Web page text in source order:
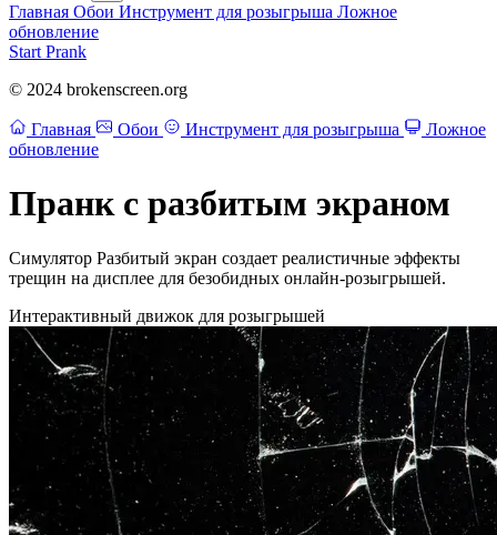
Главная Обои Инструмент для розыгрыша Ложное
обновление
Start Prank
© 2024 brokenscreen.org
Главная Обои Инструмент для розыгрыша
Ложное
обновление
Пранк с разбитым экраном
Симулятор Разбитый экран создает реалистичные эффекты
трещин на дисплее для безобидных онлайн-розыгрышей.
Интерактивный движок для розыгрышей